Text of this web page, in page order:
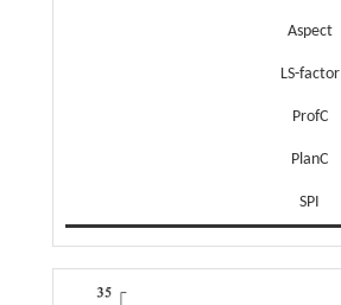
Aspect
LS-factor
ProfC
PlanC
SPI